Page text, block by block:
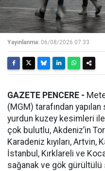
Yayınlanma: 06/08/2026 07:33
GAZETE PENCERE -
(MGM) tarafından
yurdun kuzey kesimleri ile
çok bulutlu, Akdeniz’in
Karadeniz kıyıları,
İstanbul, Kırklareli ve
sağanak ve gök gürültülü